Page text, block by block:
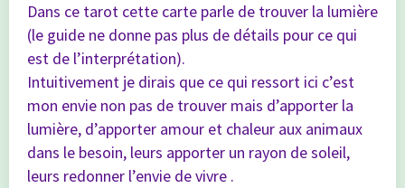
Dans ce tarot cette carte parle de trouver la lumière
(le guide ne donne pas plus de détails pour ce qui
est de l’interprétation).
Intuitivement je dirais que ce qui ressort ici c’est
mon envie non pas de trouver mais d’apporter la
lumière, d’apporter amour et chaleur aux animaux
dans le besoin, leurs apporter un rayon de soleil,
leurs redonner l’envie de vivre .